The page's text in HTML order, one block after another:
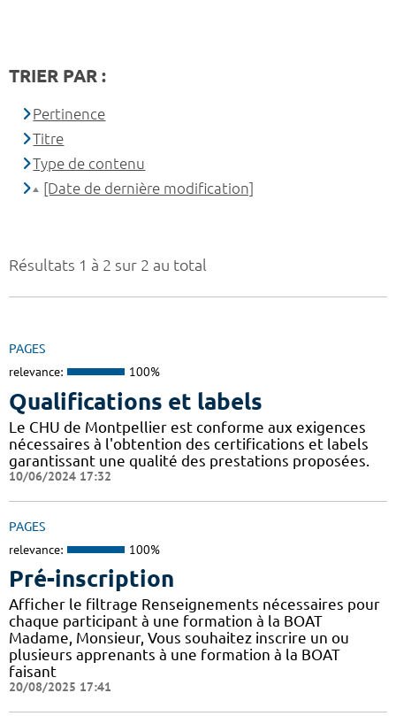
Résultats 1 à 2 sur 2 au total
PAGES
relevance: 100%
Qualifications et labels
Le CHU de Montpellier est conforme aux exigences
nécessaires à l'obtention des certifications et labels
garantissant une qualité des prestations proposées.
10/06/2024 17:32
PAGES
relevance: 100%
Pré-inscription
Afficher le filtrage Renseignements nécessaires pour
chaque participant à une formation à la BOAT
Madame, Monsieur, Vous souhaitez inscrire un ou
plusieurs apprenants à une formation à la BOAT
faisant
20/08/2025 17:41
TRIER PAR :
Pertinence
Titre
Type de contenu
[Date de dernière modification]